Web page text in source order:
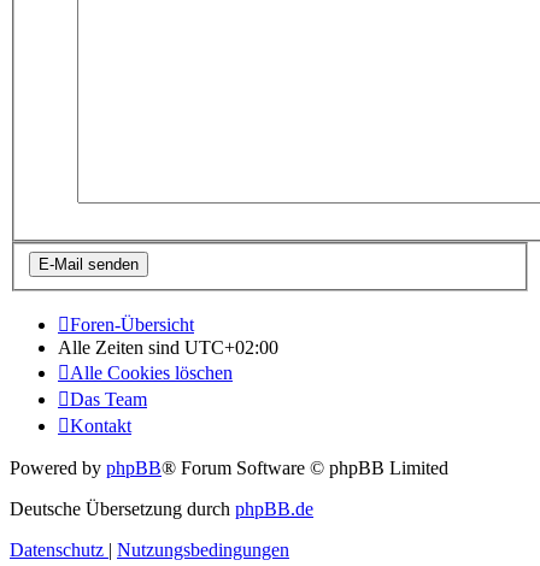
Foren-Übersicht
Alle Zeiten sind UTC+02:00
Alle Cookies löschen
Das Team
Kontakt
Powered by phpBB® Forum Software © phpBB Limited
Deutsche Übersetzung durch phpBB.de
Datenschutz | Nutzungsbedingungen